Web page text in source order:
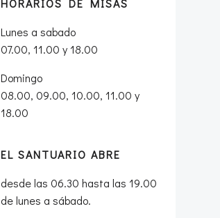
HORARIOS DE MISAS
Lunes a sabado
07.00, 11.00 y 18.00
Domingo
08.00, 09.00, 10.00, 11.00 y
18.00
EL SANTUARIO ABRE
desde las 06.30 hasta las 19.00
de lunes a sábado.